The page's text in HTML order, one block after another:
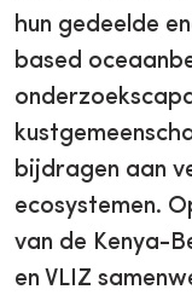
hun gedeelde
based
bijdragen aan
ecosystemen.
van de Kenya-
en VLIZ